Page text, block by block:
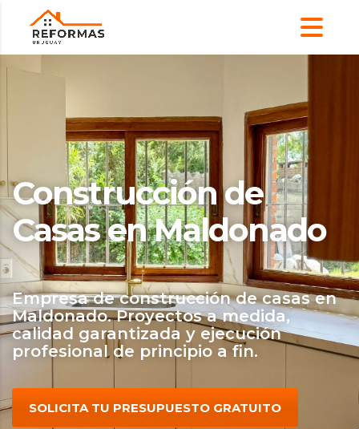
Construcción de
Casas en Maldonado
Empresa de construcción de casas en
Maldonado. Proyectos a medida,
calidad garantizada y ejecución
profesional de principio a fin.
SOLICITA TU PRESUPUESTO GRATUITO